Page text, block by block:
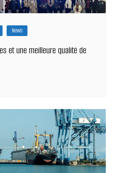
News
et une meilleure qualité de